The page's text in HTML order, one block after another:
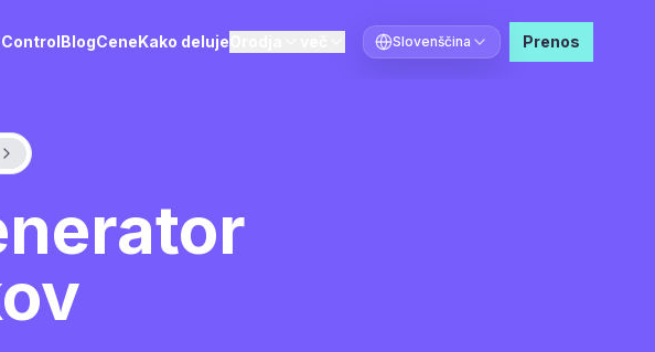
BlogCeneKako deluje Izberite jezik
Slovenščina Prenos